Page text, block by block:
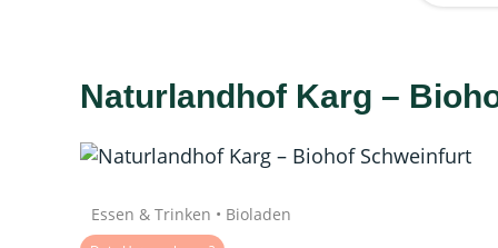
Daten werden geladen
Naturlandhof Karg –
Essen & Trinken • Bioladen